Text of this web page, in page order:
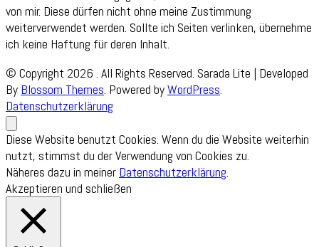
von mir. Diese dürfen nicht ohne meine Zustimmung
weiterverwendet werden. Sollte ich Seiten verlinken, übernehme
ich keine Haftung für deren Inhalt.
© Copyright 2026 . All Rights Reserved. Sarada Lite | Developed
By Blossom Themes. Powered byWordPress.
Datenschutzerklärung
Diese Website benutzt Cookies. Wenn du die Website weiterhin
nutzt, stimmst du der Verwendung von Cookies zu.
Näheres dazu in meiner Datenschutzerklärung.
Akzeptieren und schließen